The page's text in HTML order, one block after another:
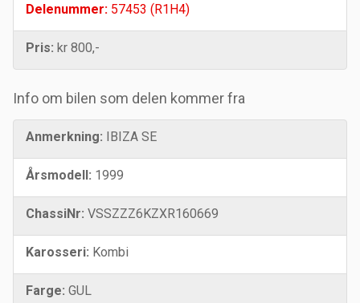
Delenummer: 57453 (R1H4)
Pris: kr 800,-
Info om bilen som delen kommer fra
Anmerkning: IBIZA SE
Årsmodell: 1999
ChassiNr: VSSZZZ6KZXR160669
Karosseri: Kombi
Farge: GUL